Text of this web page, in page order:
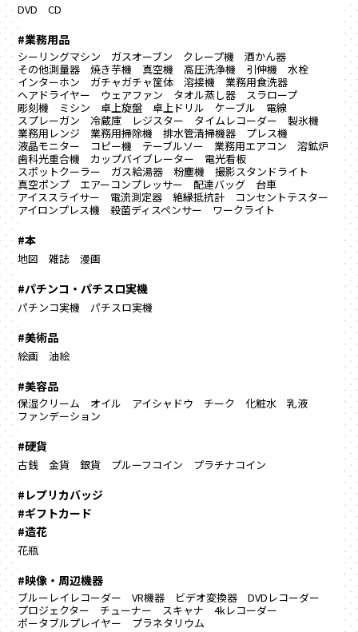
DVD CD
#業務用品
シーリングマシン ガスオーブン クレープ機
酒かん器
その他測量器
焼き芋機 真空機 高圧洗浄機 引伸機
水栓
インターホン
ガチャガチャ筐体 溶接機
業務用食洗器
ヘアドライヤー
ウェアファン タオル蒸し器
スラロープ
彫刻機
ミシン 卓上旋盤 卓上ドリル ケーブル
電線
スプレーガン
冷蔵庫 レジスター タイムレコーダー
製氷機
業務用レンジ
業務用掃除機 排水管清掃機器
プレス機
液晶モニター
コピー機 テーブルソー 業務用エアコン
溶鉱炉
歯科光重合機
カップバイブレーター
電光看板
スポットクーラー
ガス給湯器 粉塵機
撮影スタンドライト
真空ポンプ
エアーコンプレッサー 配達バッグ
台車
アイススライサー
電流測定器 絶縁抵抗計
コンセントテスター
アイロンプレス機
殺菌ディスペンサー ワークライト
#本
地図 雑誌 漫画
#パチンコ・パチスロ実機
パチンコ実機 パチスロ実機
#美術品
絵画 油絵
#美容品
保湿クリーム オイル アイシャドウ チーク 化粧水
乳液
ファンデーション
#硬貨
古銭 金貨 銀貨 プルーフコイン プラチナコイン
#レプリカバッジ
#ギフトカード
#造花
花瓶
#映像・周辺機器
ブルーレイレコーダー VR機器 ビデオ変換器
DVDレコーダー
プロジェクター
チューナー スキャナ
4kレコーダー
ポータブルプレイヤー
プラネタリウム